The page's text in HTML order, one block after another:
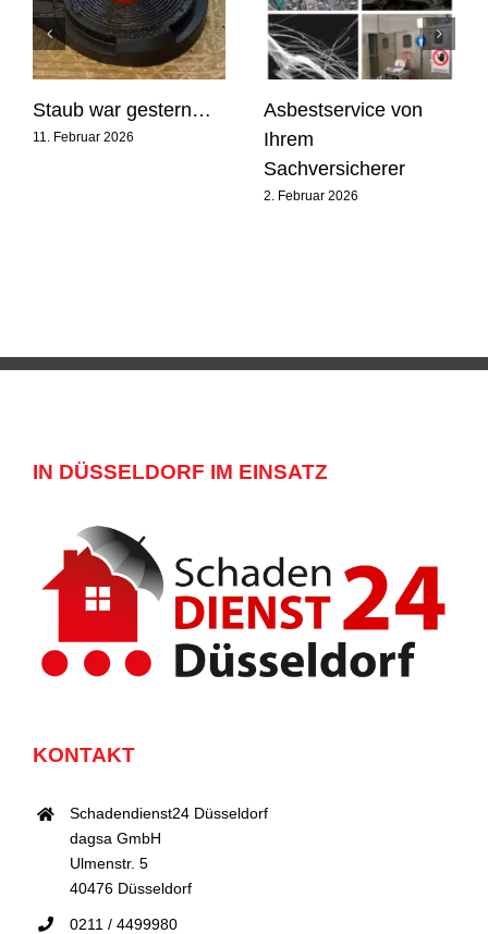
Staub war gestern…
11. Februar 2026
Asbestservice von
Ihrem
Sachversicherer
2. Februar 2026
IN DÜSSELDORF IM EINSATZ
KONTAKT
Schadendienst24 Düsseldorf
dagsa GmbH
Ulmenstr. 5
40476 Düsseldorf
0211 / 4499980